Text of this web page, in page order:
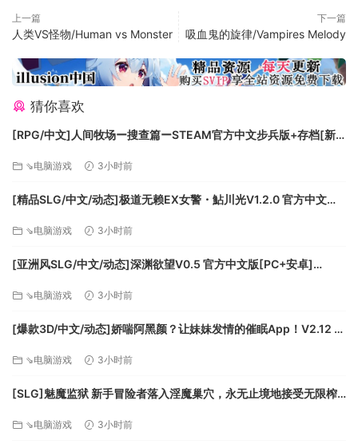
上一篇
人类VS怪物/Human vs Monster
下一篇
吸血鬼的旋律/Vampires Melody
猜你喜欢
[RPG/中文]人间牧场ー搜查篇ーSTEAM官方中文步兵版+存档[新
⇘电脑游戏 3小时前
[精品SLG/中文/动态]极道无赖EX女警・鮎川光V1.2.0 官方中文版
⇘电脑游戏 3小时前
[亚洲风SLG/中文/动态]深渊欲望V0.5 官方中文版[PC+安卓]
⇘电脑游戏 3小时前
[爆款3D/中文/动态]娇喘阿黑颜？让妹妹发情的催眠App！V2.12 官
⇘电脑游戏 3小时前
[SLG]魅魔监狱 新手冒险者落入淫魔巢穴，永无止境地接受无限榨
⇘电脑游戏 3小时前